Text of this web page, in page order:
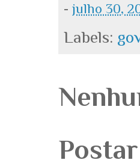
-julho 30,
Labels: